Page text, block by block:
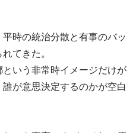
時の統治分散と有事のバッ
てきた。
いう非常時イメージだけが
が意思決定するのかが空白